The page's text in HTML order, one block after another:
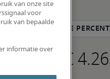
75e
van onze site
voor
van bepaalde
informatie over